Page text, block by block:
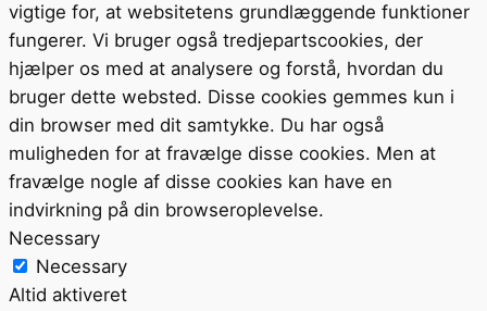
vigtige for, at websitetens grundlæggende funktioner
fungerer. Vi bruger også tredjepartscookies, der
hjælper os med at analysere og forstå, hvordan du
bruger dette websted. Disse cookies gemmes kun i
din browser med dit samtykke. Du har også
muligheden for at fravælge disse cookies. Men at
fravælge nogle af disse cookies kan have en
indvirkning på din browseroplevelse.
Necessary
Necessary
Altid aktiveret